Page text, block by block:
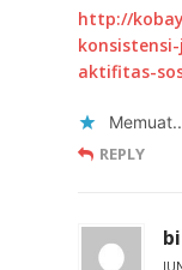
http://
aktifitas-
REPLY